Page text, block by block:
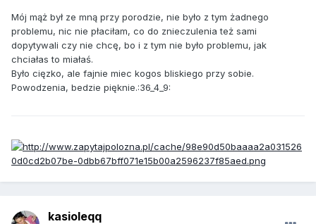
Mój mąż był ze mną przy porodzie, nie było z tym żadnego
problemu, nic nie płaciłam, co do znieczulenia też sami
dopytywali czy nie chcę, bo i z tym nie było problemu, jak
chciałas to miałaś.
Było cięzko, ale fajnie miec kogos bliskiego przy sobie.
Powodzenia, bedzie pięknie.:36_4_9:
kasioleqq